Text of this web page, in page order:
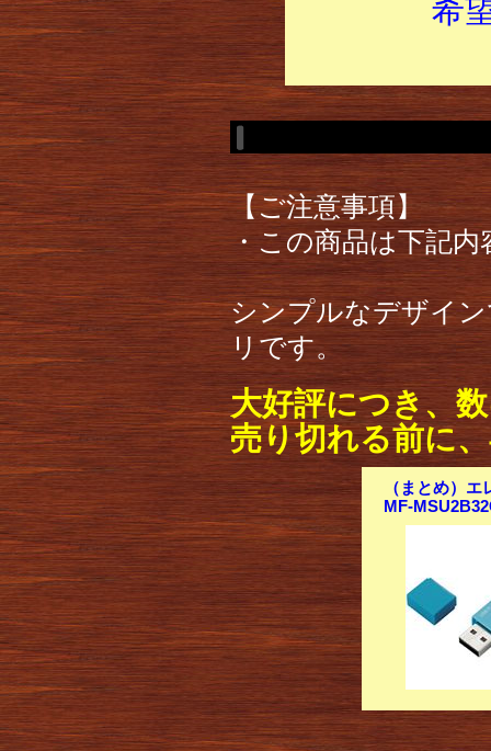
希
【ご注意事項】
・この商品は下記
シンプルなデザイ
リです。
大好評につき、
売り切れる前に
（まとめ）
MF-